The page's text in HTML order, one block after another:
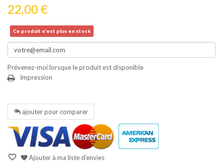
22,00 €
Ce produit n'est plus en stock
Prévenez-moi lorsque le produit est disponible
Impression
ajouter pour comparer
Ajouter à ma liste d'envies